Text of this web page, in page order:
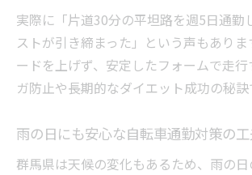
実際に「片道30分の平坦路を週5日通勤
ストが引き締まった」という声もあり
ードを上げず、安定したフォームで走
ガ防止や長期的なダイエット成功の秘訣
雨の日にも安心な自転車通勤対策の
群馬県は天候の変化もあるため、雨の